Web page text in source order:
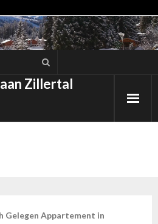
Zillertal
Gelegen Appartement in